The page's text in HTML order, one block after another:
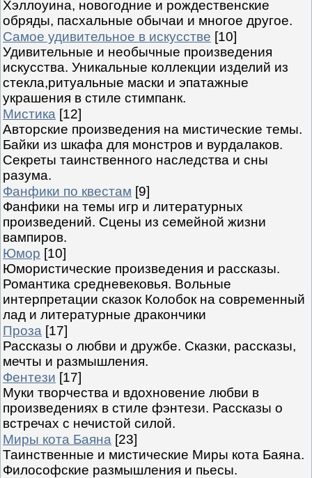
Хэллоуина, новогодние и рождественские
обряды, пасхальные обычаи и многое другое.
Самое удивительное в искусстве [10]
Удивительные и необычные произведения
искусства. Уникальные коллекции изделий из
стекла,ритуальные маски и эпатажные
украшения в стиле стимпанк.
Мистика [12]
Авторские произведения на мистические темы.
Байки из шкафа для монстров и вурдалаков.
Секреты таинственного наследства и сны
разума.
Фанфики по квестам [9]
Фанфики на темы игр и литературных
произведений. Сцены из семейной жизни
вампиров.
Юмор [10]
Юмористические произведения и рассказы.
Романтика средневековья. Вольные
интерпретации сказок Колобок на современный
лад и литературные дракончики
Проза [17]
Рассказы о любви и дружбе. Сказки, рассказы,
мечты и размышления.
Фентези [17]
Муки творчества и вдохновение любви в
произведениях в стиле фэнтези. Рассказы о
встречах с нечистой силой.
Миры кота Баяна [23]
Таинственные и мистические Миры кота Баяна.
Философские размышления и пьесы.